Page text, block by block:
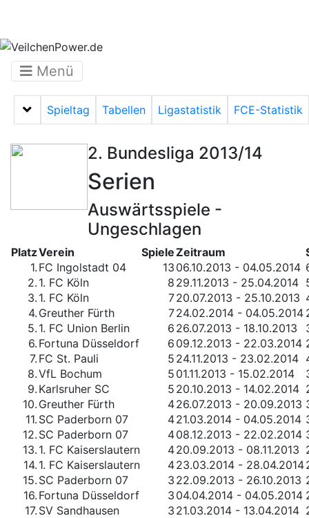
Menü
Menü auf-/zuklappen
Spieltag Tabellen Ligastatistik FCE-Statistik
2. Bundesliga 2013/14
Serien
Auswärtsspiele -
Ungeschlagen
PlatzVerein SpieleZeitraum
1. FC Ingolstadt 04 13 06.10.2013 - 04.05.2014
2. 1. FC Köln 8 29.11.2013 - 25.04.2014
3. 1. FC Köln 720.07.2013 - 25.10.2013
4. Greuther Fürth 724.02.2014 - 04.05.2014
5. 1. FC Union Berlin 6 26.07.2013 - 18.10.2013
6. Fortuna Düsseldorf 6 09.12.2013 - 22.03.2014
7. FC St. Pauli 5 24.11.2013 - 23.02.2014
8.VfL Bochum 5 01.11.2013 - 15.02.2014
9. Karlsruher SC 5 20.10.2013 - 14.02.2014
10. Greuther Fürth 426.07.2013 - 20.09.2013
11. SC Paderborn 07 421.03.2014 - 04.05.2014
12. SC Paderborn 07 408.12.2013 - 22.02.2014
13. 1. FC Kaiserslautern 420.09.2013 - 08.11.2013
14. 1. FC Kaiserslautern 423.03.2014 - 28.04.2014
15. SC Paderborn 07 3 22.09.2013 - 26.10.2013
16. Fortuna Düsseldorf 3 04.04.2014 - 04.05.2014
17. SV Sandhausen 3 21.03.2014 - 13.04.2014